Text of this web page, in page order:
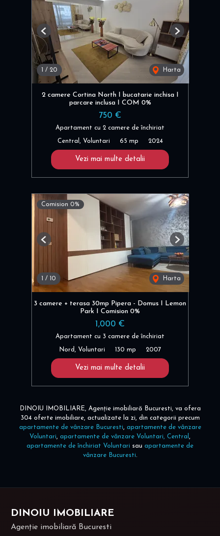
/ 20 Harta
Previous Next
2 camere Cortina North I bucatarie inchisa I
parcare inclusa I COM 0%
750 €
Apartament cu 2 camere de închiriat
Central, Voluntari 65 mp 2024
Vezi mai multe detalii
Comision 0%
1 / 10 Harta
Previous Next
3 camere + terasa 30mp Pipera - Domus I Lemon
Park I Comision 0%
1,000 €
Apartament cu 3 camere de închiriat
Nord, Voluntari 130 mp 2007
Vezi mai multe detalii
DINOIU IMOBILIARE, Agenție imobiliară Bucuresti, va ofera
304 oferte imobiliare, actualizate la zi, din categorii precum
apartamente de vânzare Bucuresti, apartamente de vânzare
Voluntari, apartamente de vânzare Voluntari, Central ,
apartamente de închiriat Voluntari sau apartamente de
vânzare Bucuresti.
DINOIU IMOBILIARE
Agenție imobiliară Bucuresti